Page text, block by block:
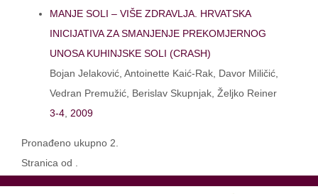
MANJE SOLI – VIŠE ZDRAVLJA. HRVATSKA
INICIJATIVA ZA SMANJENJE PREKOMJERNOG
UNOSA KUHINJSKE SOLI (CRASH)
Bojan Jelaković, Antoinette Kaić-Rak, Davor Miličić,
Vedran Premužić, Berislav Skupnjak, Željko Reiner
3-4 2009
Pronađeno ukupno 2.
Stranica od .